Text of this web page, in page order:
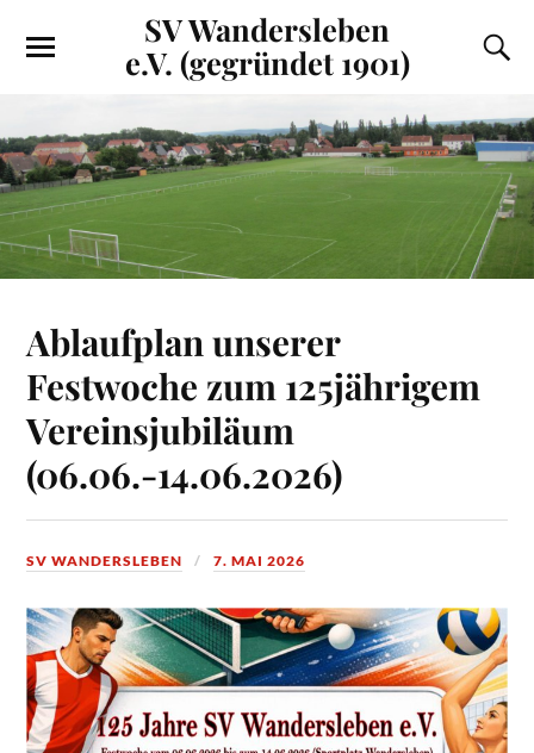
SV Wandersleben
e.V. (gegründet 1901)
Ablaufplan unserer
Festwoche zum 125jährigem
Vereinsjubiläum
(06.06.-14.06.2026)
SV WANDERSLEBEN 7. MAI 2026